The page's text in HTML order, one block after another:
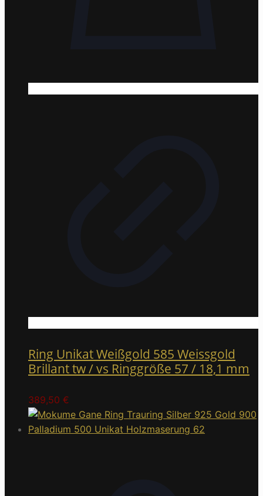
Ring Unikat Weißgold 585 Weissgold
Brillant tw / vs Ringgröße 57 / 18,1 mm
389,50 €